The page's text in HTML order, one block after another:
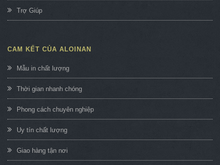
Trợ Giúp
CAM KẾT CỦA ALOINAN
Mẫu in chất lượng
Thời gian nhanh chóng
Phong cách chuyên nghiệp
Uy tín chất lượng
Giao hàng tận nơi